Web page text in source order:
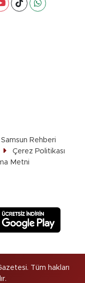
Samsun Rehberi
Çerez Politikası
Metni
Tüm hakları